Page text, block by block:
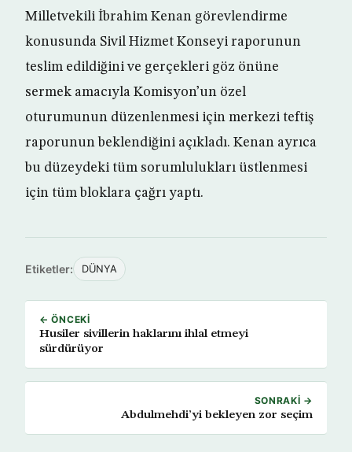
Milletvekili İbrahim Kenan görevlendirme
konusunda Sivil Hizmet Konseyi raporunun
teslim edildiğini ve gerçekleri göz önüne
sermek amacıyla Komisyon’un özel
oturumunun düzenlenmesi için merkezi teftiş
raporunun beklendiğini açıkladı. Kenan ayrıca
bu düzeydeki tüm sorumlulukları üstlenmesi
için tüm bloklara çağrı yaptı.
Etiketler: DÜNYA
← ÖNCEKI
Husiler sivillerin haklarını ihlal etmeyi
sürdürüyor
SONRAKI →
Abdulmehdi’yi bekleyen zor seçim